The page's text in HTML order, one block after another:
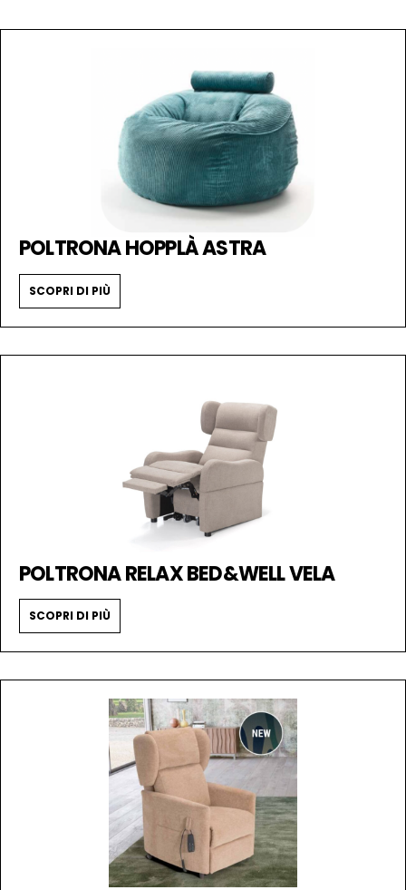
POLTRONA HOPPLÀ ASTRA
SCOPRI DI PIÙ
POLTRONA RELAX BED&WELL VELA
SCOPRI DI PIÙ